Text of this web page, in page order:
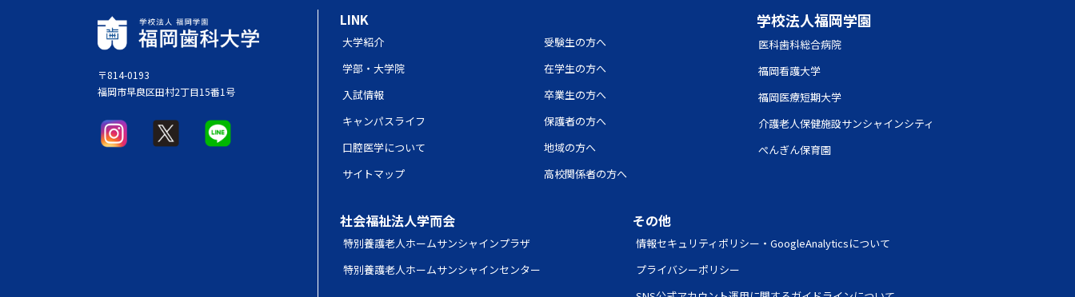
〒814-0193
福岡市早良区田村2丁目15番1号
LINK
大学紹介
学部・大学院
入試情報
キャンパスライフ
口腔医学について
サイトマップ
受験生の方へ
在学生の方へ
卒業生の方へ
保護者の方へ
地域の方へ
高校関係者の方へ
学校法人福岡学園
医科歯科総合病院
福岡看護大学
福岡医療短期大学
介護老人保健施設サンシャインシティ
ぺんぎん保育園
社会福祉法人学而会
特別養護老人ホームサンシャインプラザ
特別養護老人ホームサンシャインセンター
その他
情報セキュリティポリシー・GoogleAnalyticsについて
プライバシーポリシー